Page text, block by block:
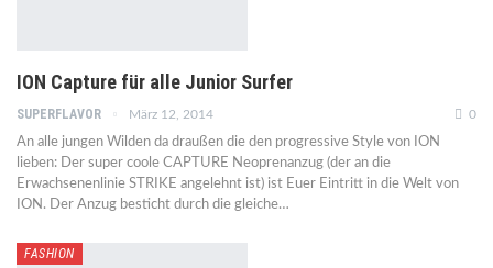
ION Capture für alle Junior Surfer
SUPERFLAVOR März 12, 2014 0
An alle jungen Wilden da draußen die den progressive Style von ION
lieben: Der super coole CAPTURE Neoprenanzug (der an die
Erwachsenenlinie STRIKE angelehnt ist) ist Euer Eintritt in die Welt von
ION. Der Anzug besticht durch die gleiche…
FASHION